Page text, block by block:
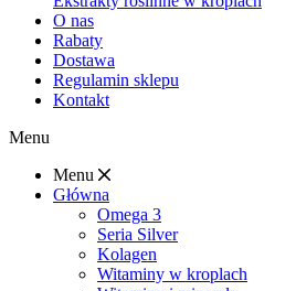
O nas
Rabaty
Dostawa
Regulamin sklepu
Kontakt
Menu
Menu
Główna
Omega 3
Seria Silver
Kolagen
Witaminy w kroplach